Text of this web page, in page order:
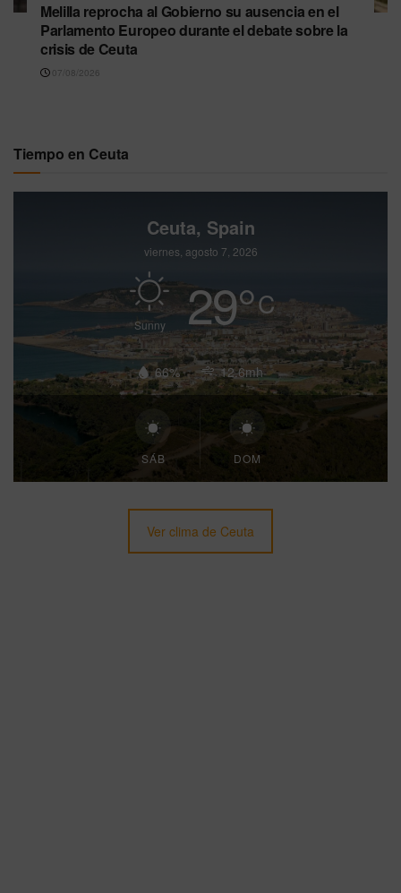
Melilla reprocha al Gobierno su ausencia en el
Parlamento Europeo durante el debate sobre la
crisis de Ceuta
07/08/2026
Tiempo en Ceuta
Ceuta, Spain
viernes, agosto 7, 2026
Sunny 29°C
66% 12.6mh
SÁB DOM
Ver clima de Ceuta